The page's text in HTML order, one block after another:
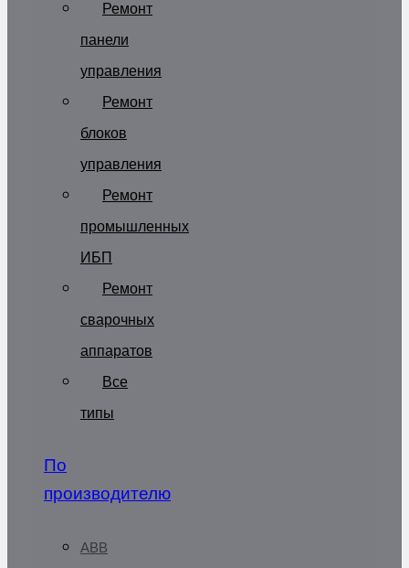
Ремонт
панели
управления
Ремонт
блоков
управления
Ремонт
промышленных
ИБП
Ремонт
сварочных
аппаратов
Все
типы
По
производителю
ABB